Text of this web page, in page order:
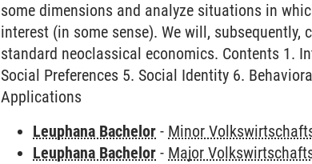
some dimensions and analyze situations in
interest (in some sense). We will,
standard neoclassical economics. Contents 1.
Social Preferences 5. Social Identity 6.
Applications
Leuphana Bachelor - Minor
Leuphana Bachelor - Major